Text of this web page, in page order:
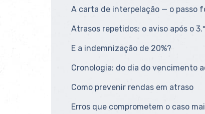
A carta de interpelação — o passo
Atrasos repetidos: o aviso após o
E a indemnização de 20%?
Cronologia: do dia do vencimento
Como prevenir rendas em atraso
Erros que comprometem o caso